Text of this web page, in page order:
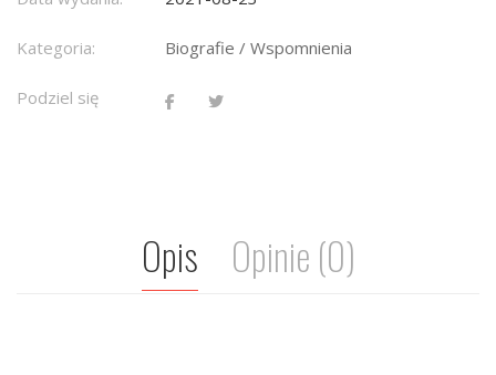
Kategoria: Biografie / Wspomnienia
Podziel się
Opis Opinie (0)